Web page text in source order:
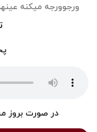
ورجوورجه میکنه
در صورت بروز